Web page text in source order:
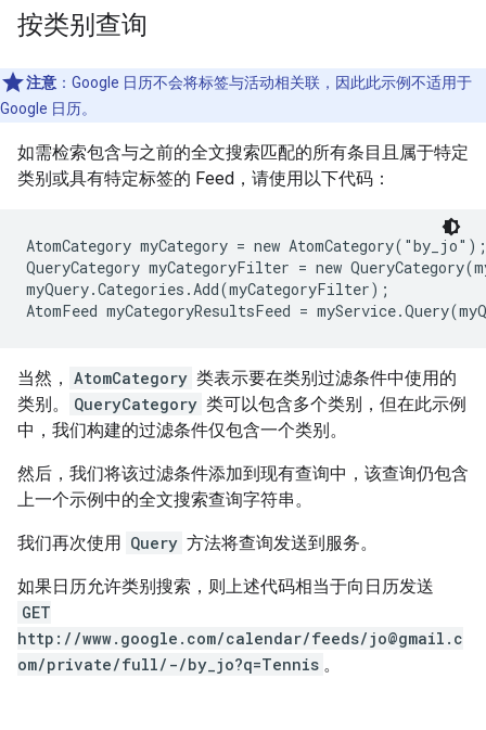
按类别查询
注意 ：Google 日历不会将标签与活动相关联，因此此示例不适用于
Google 日历。
如需检索包含与之前的全文搜索匹配的所有条目且属于特定
类别或具有特定标签的 Feed，请使用以下代码：
AtomCategory myCategory = new AtomCategory("by_jo");
QueryCategory myCategoryFilter = new
myQuery.Categories.Add(myCategoryFilter);
AtomFeed myCategoryResultsFeed =
当然， AtomCategory 类表示要在类别过滤条件中使用的
类别。
QueryCategory 类可以包含多个类别，但在此示例
中，我们构建的过滤条件仅包含一个类别。
然后，我们将该过滤条件添加到现有查询中，该查询仍包含
上一个示例中的全文搜索查询字符串。
我们再次使用 Query 方法将查询发送到服务。
如果日历允许类别搜索，则上述代码相当于向日历发送
GET
http://www.google.com/calendar/feeds/jo@gmail.c
om/private/full/-/by_jo?q=Tennis 。